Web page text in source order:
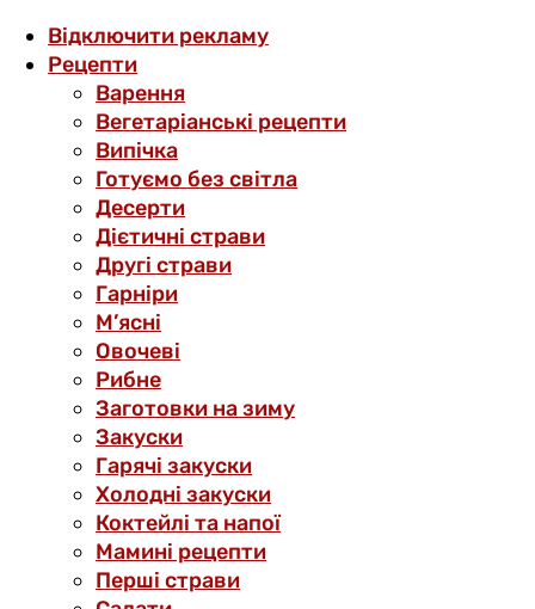
Відключити рекламу
Рецепти
Варення
Вегетаріанські рецепти
Випічка
Готуємо без світла
Десерти
Дієтичні страви
Другі страви
Гарніри
М’ясні
Овочеві
Рибне
Заготовки на зиму
Закуски
Гарячі закуски
Холодні закуски
Коктейлі та напої
Мамині рецепти
Перші страви